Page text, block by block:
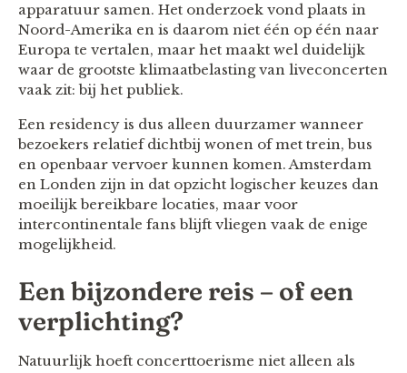
apparatuur samen. Het onderzoek vond plaats in
Noord-Amerika en is daarom niet één op één naar
Europa te vertalen, maar het maakt wel duidelijk
waar de grootste klimaatbelasting van liveconcerten
vaak zit: bij het publiek.
Een residency is dus alleen duurzamer wanneer
bezoekers relatief dichtbij wonen of met trein, bus
en openbaar vervoer kunnen komen. Amsterdam
en Londen zijn in dat opzicht logischer keuzes dan
moeilijk bereikbare locaties, maar voor
intercontinentale fans blijft vliegen vaak de enige
mogelijkheid.
Een bijzondere reis – of een
verplichting?
Natuurlijk hoeft concerttoerisme niet alleen als